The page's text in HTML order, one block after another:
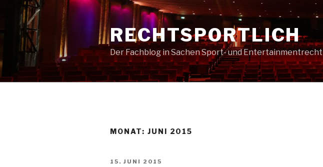
Inhalt
springen
RECHTSPORTLICH
Der Fachblog in Sachen Sport- und Entertainmentrecht
MONAT: JUNI 2015
VERÖFFENTLICHT
15. JUNI 2015